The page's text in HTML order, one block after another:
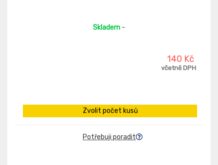
Skladem -
140 Kč
včetně DPH
Zvolit počet kusů
Potřebuji poradit